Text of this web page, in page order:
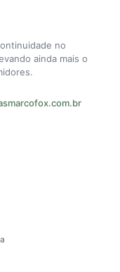
no
ainda mais o